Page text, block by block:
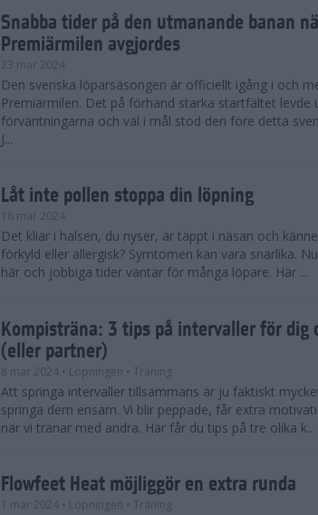
Snabba tider på den utmanande banan
Premiärmilen avgjordes
23 mar 2024
Den svenska löparsäsongen är officiellt igång i och
Premiärmilen. Det på förhand starka startfältet levde
förväntningarna och väl i mål stod den före detta
J...
Låt inte pollen stoppa din löpning
18 mar 2024
Det kliar i halsen, du nyser, är täppt i näsan och
förkyld eller allergisk? Symtomen kan vara snarlika.
här och jobbiga tider väntar för många löpare. Här ...
Kompisträna: 3 tips på intervaller för dig
(eller partner)
8 mar 2024 • Löpningen • Träning
Att springa intervaller tillsammans är ju faktiskt
springa dem ensam. Vi blir peppade, får extra
när vi tränar med andra. Här får du tips på tre olika k...
Flowfeet Heat möjliggör en extra runda
1 mar 2024 • Löpningen • Träning